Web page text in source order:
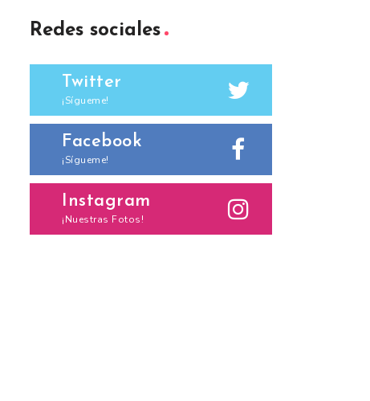
Redes sociales
Twitter
¡Sígueme!
Facebook
¡Sígueme!
Instagram
¡Nuestras Fotos!